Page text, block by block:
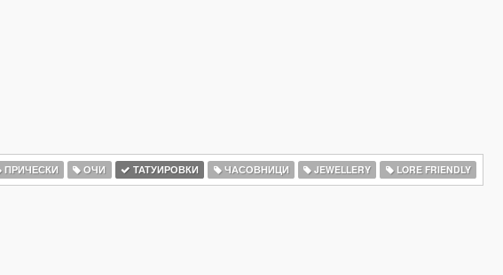
ПРИЧЕСКИ ОЧИ ТАТУИРОВКИ ЧАСОВНИЦИ JEWELLERY LORE FRIENDLY